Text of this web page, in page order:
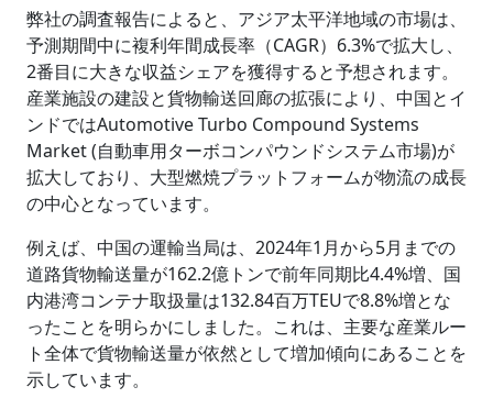
弊社の調査報告によると、アジア太平洋地域の市場は、
予測期間中に複利年間成長率（CAGR）6.3%で拡大し、
2番目に大きな収益シェアを獲得すると予想されます。
産業施設の建設と貨物輸送回廊の拡張により、中国とイ
ンドではAutomotive Turbo Compound Systems
Market (自動車用ターボコンパウンドシステム市場)が
拡大しており、大型燃焼プラットフォームが物流の成長
の中心となっています。
例えば、中国の運輸当局は、2024年1月から5月までの
道路貨物輸送量が162.2億トンで前年同期比4.4%増、国
内港湾コンテナ取扱量は132.84百万TEUで8.8%増とな
ったことを明らかにしました。これは、主要な産業ルー
ト全体で貨物輸送量が依然として増加傾向にあることを
示しています。